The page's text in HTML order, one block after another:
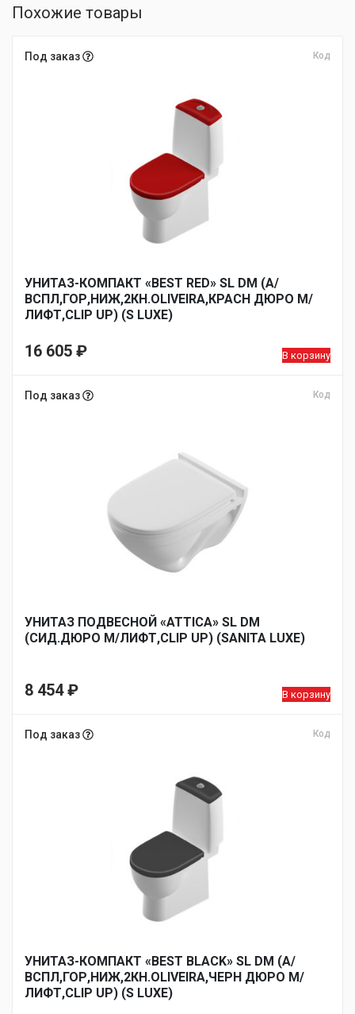
Похожие товары
Под заказ Код
УНИТАЗ-КОМПАКТ «BEST RED» SL DM (А/
ВСПЛ,ГОР,НИЖ,2КН.OLIVEIRA,КРАСН ДЮРО М/
ЛИФТ,CLIP UP) (S LUXE)
16 605 ₽ В корзину
Под заказ Код
УНИТАЗ ПОДВЕСНОЙ «ATTICA» SL DM
(СИД.ДЮРО М/ЛИФТ,CLIP UP) (SANITA LUXE)
8 454₽ В корзину
Под заказ Код
УНИТАЗ-КОМПАКТ «BEST BLACK» SL DM (А/
ВСПЛ,ГОР,НИЖ,2КН.OLIVEIRA,ЧЕРН ДЮРО М/
ЛИФТ,CLIP UP) (S LUXE)